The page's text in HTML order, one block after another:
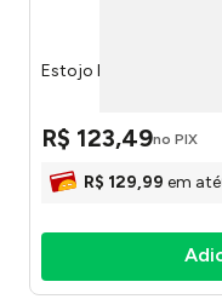
Estojo Box Rebecca
R$ 123,49no PIX
R$ 129,99 em até